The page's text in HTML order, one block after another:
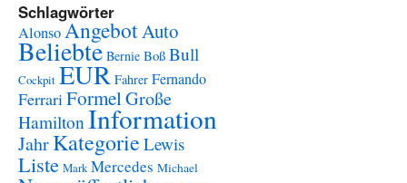
Schlagwörter
AlonsoAngebotAuto
Beliebte Bernie Boß Bull
Cockpit EUR Fahrer Fernando
FerrariFormelGroße
HamiltonInformation
JahrKategorie Lewis
Liste Mark Mercedes Michael